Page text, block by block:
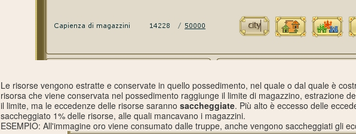
Le risorse vengono estratte e conservate in quello possedimento, nel quale o dal quale è
risorsa che viene conservata nel possedimento raggiunge il limite di magazzino, estrazione
il limite, ma le eccedenze delle risorse sarannosaccheggiate. Più alto è eccesso delle
saccheggiato 1% delle risorse, alle quali mancavano i magazzini.
ESEMPIO: All'immagine oro viene consumato dalle truppe, anche vengono saccheggiati gli